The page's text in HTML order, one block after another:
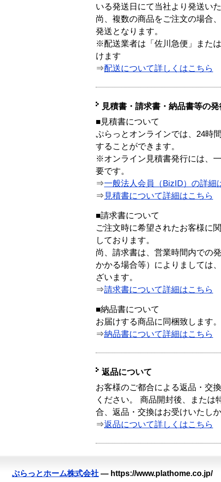
いる発送日にて当社より発送い
尚、複数の商品をご注文の場合
発送となります。
※配送業者は「佐川急便」また
けます
⇒配送について詳しくはこちら
見積書・請求書・納品書等の
■見積書について
ぷらっとオンラインでは、24時
することができます。
※オンライン見積書発行には、
要です。
⇒一般法人会員（BizID）の詳細
⇒ 見積書について詳細はこちら
■請求書について
ご注文時に希望されたお客様に
しております。
尚、請求書は、営業時間内での
かかる場合等）によりましては
ざいます。
⇒請求書について詳細はこちら
■納品書について
お届けする商品に同梱致します。
⇒納品書について詳細はこちら
返品について
お客様のご都合による返品・交
ください。 商品開封後、または
合、返品・交換はお受けいたし
⇒返品について詳しくはこちら
ぷらっとホーム株式会社 — https://www.plathome.co.jp/